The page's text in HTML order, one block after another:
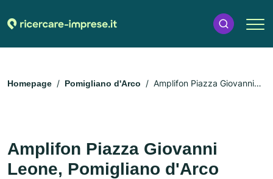
Homepage Pomigliano d'Arco
Amplifon Piazza Giovanni
Amplifon Piazza Giovanni
Leone, Pomigliano d'Arco